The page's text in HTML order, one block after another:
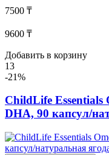
7500 ₸
9600 ₸
Добавить в корзину
13
-21%
ChildLife Essentials
DHA, 90 капсул/